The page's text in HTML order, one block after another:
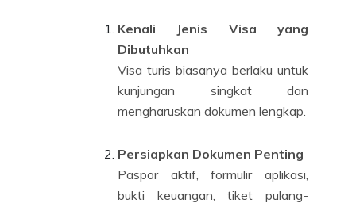
Kenali Jenis Visa yang
Dibutuhkan
Visa turis biasanya berlaku untuk
kunjungan singkat dan
mengharuskan dokumen lengkap.
Persiapkan Dokumen Penting
Paspor aktif, formulir aplikasi,
bukti keuangan, tiket pulang-